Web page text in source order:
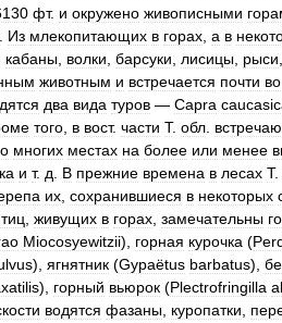
фт. и окружено живописными
Из млекопитающих в горах а в
кабаны волки барсуки лисицы рыси
животным и встречается почти во
два вида туров — Capra
того в вост. части Т. обл
многих местах на более или менее
и т. д В прежние времена в лесах Т.
их сохранившиеся в некоторых
живущих в горах замечательны
Miocosyewitzii), горная курочка (
), ягнятник (Gypaëtus barbatus),
), горный вьюрок (Plectrofringilla
водятся фазаны куропатки